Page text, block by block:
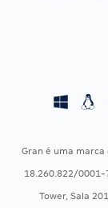
CONCURSOS
Concursos Fiscais
Concursos Saúde
Gran é uma marca
18.260.822/0001-
Tower, Sala